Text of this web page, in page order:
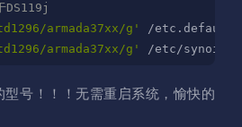
DS119j
armada37xx/g'
armada37xx/g'
号！！！无需重启系统，愉快的